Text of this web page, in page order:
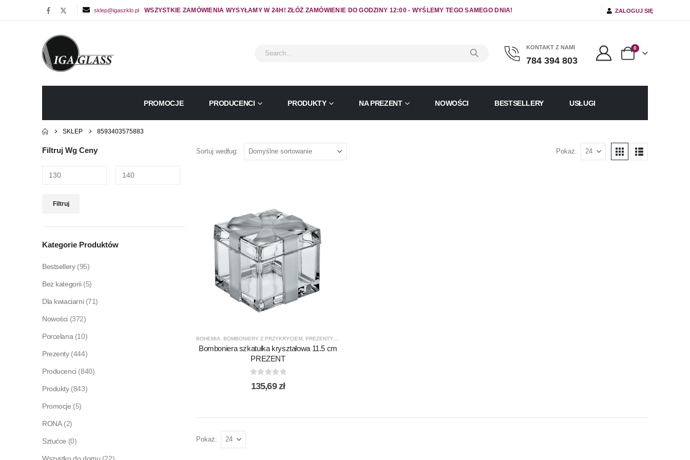
sklep@igaszklo.pl WSZYSTKIE ZAMÓWIENIA WYSYŁAMY W 24H! ZŁÓŻ ZAMÓWIENIE DO GODZINY 12:00 - WYŚLEMY TEGO SAMEGO DNIA! ZALOGUJ SIĘ
KONTAKT Z NAMI
784 394 803
0
PROMOCJE PRODUCENCI PRODUKTY NA PREZENT NOWOŚCI BESTSELLERY USŁUGI
SKLEP 8593403575883
Sortuj według: Pokaż:
BOHEMIA, BOMBONIERY Z PRZYKRYCIEM, PREZENTY, PRODUCENCI
Bomboniera szkatułka kryształowa 11.5 cm
PREZENT
135,69zł
Pokaż:
Filtruj Wg Ceny
Filtruj
Kategorie Produktów
Bestsellery (95)
Bez kategorii (5)
Dla kwiaciarni (71)
Nowości (372)
Porcelana (10)
Prezenty (444)
Producenci (840)
Produkty (843)
Promocje (5)
RONA (2)
Sztućce (0)
Wszystko do domu (22)